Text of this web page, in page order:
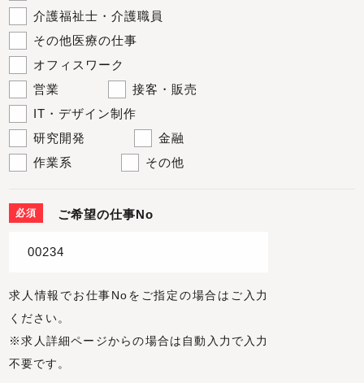
介護福祉士・介護職員
その他医療の仕事
オフィスワーク
営業
接客・販売
IT・デザイン制作
研究開発
金融
作業系
その他
必須 ご希望の仕事No
求人情報でお仕事Noをご指定の場合はご入力
ください。
※求人詳細ページからの場合は自動入力で入力
不要です。